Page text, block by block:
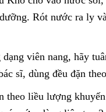
Rót nước ra ly
dạng viên nang, hãy
sĩ, dùng đều đặn
theo liều lượng